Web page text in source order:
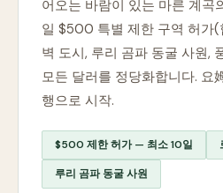
어오는 바람이 있는 마른 계곡
일 $500 특별 제한 구역 허가(
벽 도시, 루리 곰파 동굴 사원,
모든 달러를 정당화합니다. 요
행으로 시작.
$500 제한 허가 — 최소 10일
루리 곰파 동굴 사원